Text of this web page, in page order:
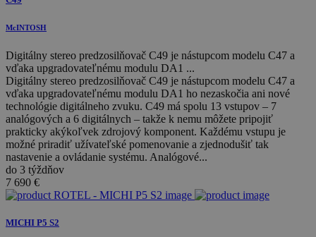
McINTOSH
Digitálny stereo predzosilňovač C49 je nástupcom modelu C47 a
vďaka upgradovateľnému modulu DA1 ...
Digitálny stereo predzosilňovač C49 je nástupcom modelu C47 a
vďaka upgradovateľnému modulu DA1 ho nezaskočia ani nové
technológie digitálneho zvuku. C49 má spolu 13 vstupov – 7
analógových a 6 digitálnych – takže k nemu môžete pripojiť
prakticky akýkoľvek zdrojový komponent. Každému vstupu je
možné priradiť užívateľské pomenovanie a zjednodušiť tak
nastavenie a ovládanie systému. Analógové...
do 3 týždňov
7 690 €
MICHI P5 S2